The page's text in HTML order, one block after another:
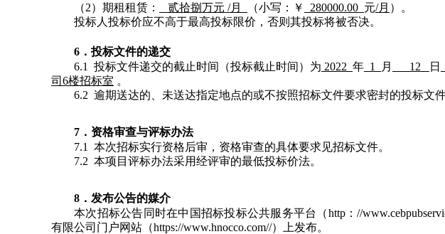
（2）期租租赁：
贰拾捌万元 /月 （小写：￥ 280000.00 元/月 ）。
投标人投标价应不高于最高投标限价，否则其投标将被否决。
6 ．投标文件的递交
6.1 投标文件递交的截止时间（投标截止时间）为 2022 年 1 月 12 日
司6楼招标室 。
6.2 逾期送达的、未送达指定地点的或不按照招标文件要求密封的投标文
7 ．资格审查与评标办法
7.1 本次招标实行资格后审，资格审查的具体要求见招标文件。
7.2 本项目评标办法采用经评审的最低投标价法。
8 ．发布公告的媒介
本次招标公告同时在中国招标投标公共服务平台（http：//
有限公司门户网站（https://www.hnocco.com//）上发布。